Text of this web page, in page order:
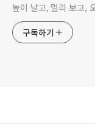
높이 날고, 멀리 보고,
구독하기